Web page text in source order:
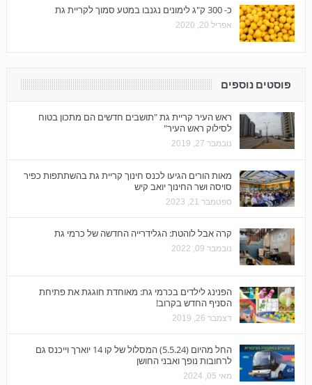
כ- 300 ק"ג לימונים נגנבו במטע סמוך לקריית גת
אפריל 20, 2020
פוסטים נוספים
ראש העיר קריית גת "תושבים חדשים הם מתכון בטוח
לסילוק ראש העיר"
נובמבר 27, 2019
מאות הורים הגיעו לכנס חינוך קריית גת בהשתתפות כפיר
סויסה ושר החינוך יואב קיש
ספטמבר 21, 2023
קרה אבל לוהטת: הגלידרייה החדשה של כרמי גת
נובמבר 09, 2022
הפנינג לילדים בכרמי גת: מאוחדת חוגגת את פתיחת
הסניף החדש בקרוב!
דצמבר 26, 2019
החל מהיום (5.5.24) המסלול של קו 14 יוארך וייכנס גם
לרחובות נופך ואבני החושן
מאי 05, 2024